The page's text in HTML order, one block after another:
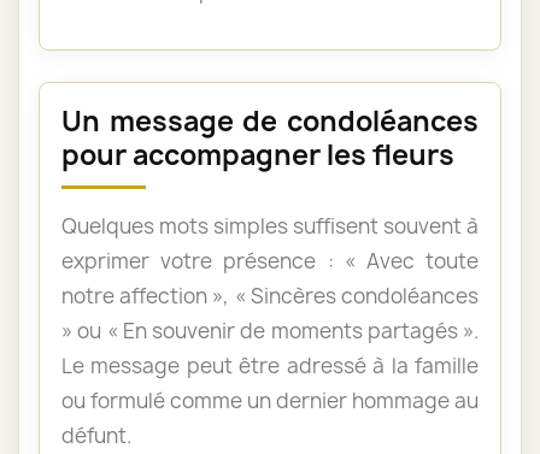
Un message de condoléances
pour accompagner les fleurs
Quelques mots simples suffisent souvent à
exprimer votre présence : « Avec toute
notre affection », « Sincères condoléances
» ou « En souvenir de moments partagés ».
Le message peut être adressé à la famille
ou formulé comme un dernier hommage au
défunt.